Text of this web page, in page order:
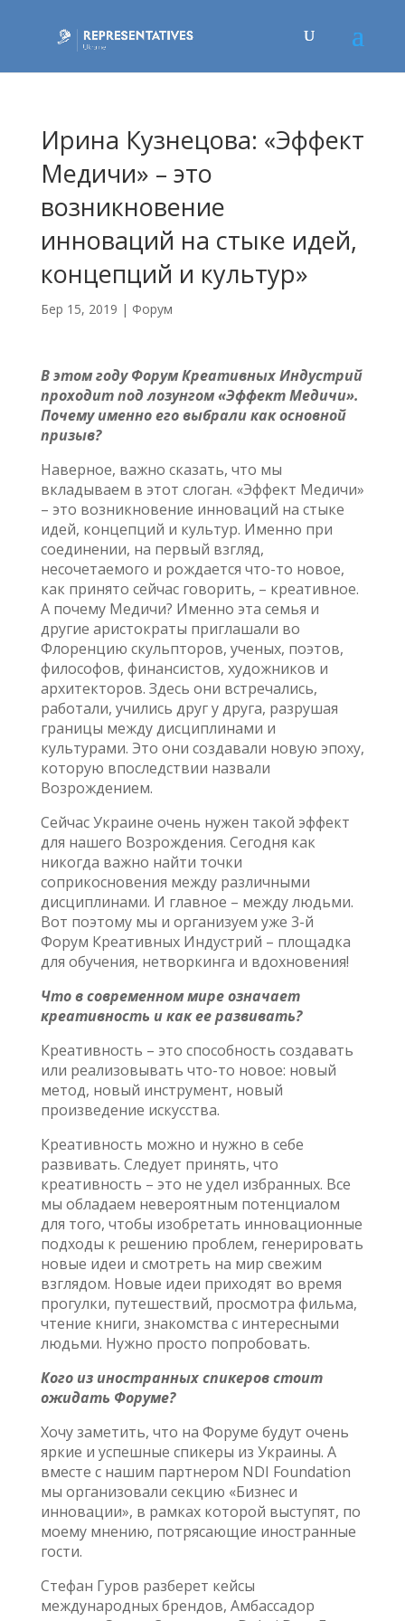
Ирина Кузнецова: «Эффект
Медичи» – это
возникновение
инноваций на стыке идей,
концепций и культур»
Бер 15, 2019 | Форум
В этом году Форум Креативных Индустрий
проходит под лозунгом «Эффект Медичи».
Почему именно его выбрали как основной
призыв?
Наверное, важно сказать, что мы
вкладываем в этот слоган. «Эффект Медичи»
– это возникновение инноваций на стыке
идей, концепций и культур. Именно при
соединении, на первый взгляд,
несочетаемого и рождается что-то новое,
как принято сейчас говорить, – креативное.
А почему Медичи? Именно эта семья и
другие аристократы приглашали во
Флоренцию скульпторов, ученых, поэтов,
философов, финансистов, художников и
архитекторов. Здесь они встречались,
работали, учились друг у друга, разрушая
границы между дисциплинами и
культурами. Это они создавали новую эпоху,
которую впоследствии назвали
Возрождением.
Сейчас Украине очень нужен такой эффект
для нашего Возрождения. Сегодня как
никогда важно найти точки
соприкосновения между различными
дисциплинами. И главное – между людьми.
Вот поэтому мы и организуем уже 3-й
Форум Креативных Индустрий – площадка
для обучения, нетворкинга и вдохновения!
Что в современном мире означает
креативность и как ее развивать?
Креативность – это способность создавать
или реализовывать что-то новое: новый
метод, новый инструмент, новый
произведение искусства.
Креативность можно и нужно в себе
развивать. Следует принять, что
креативность – это не удел избранных. Все
мы обладаем невероятным потенциалом
для того, чтобы изобретать инновационные
подходы к решению проблем, генерировать
новые идеи и смотреть на мир свежим
взглядом. Новые идеи приходят во время
прогулки, путешествий, просмотра фильма,
чтение книги, знакомства с интересными
людьми. Нужно просто попробовать.
Кого из иностранных спикеров стоит
ожидать Форуме?
Хочу заметить, что на Форуме будут очень
яркие и успешные спикеры из Украины. А
вместе с нашим партнером NDI Foundation
мы организовали секцию «Бизнес и
инновации», в рамках которой выступят, по
моему мнению, потрясающие иностранные
гости.
Стефан Гуров разберет кейсы
международных брендов, Амбассадор